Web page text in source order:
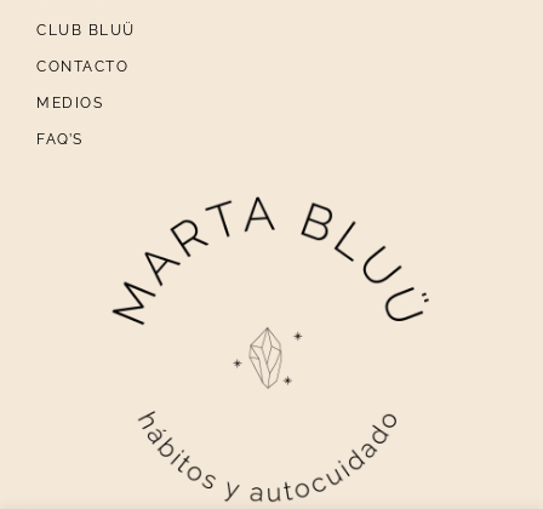
CLUB BLUÜ
CONTACTO
MEDIOS
FAQ’S